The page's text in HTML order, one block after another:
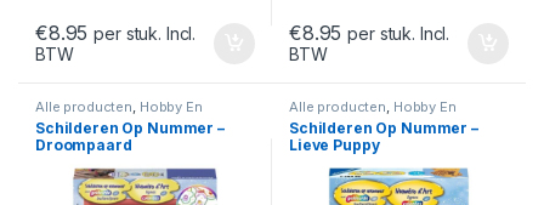
€8.95 per stuk. Incl.
BTW
€8.95 per stuk. Incl.
BTW
Alle producten Hobby En
Creatief Verven & Schilderen
Schilderen Op Nummer –
Droompaard
Alle producten Hobby En
Creatief Verven & Schilderen
Schilderen Op Nummer –
Lieve Puppy